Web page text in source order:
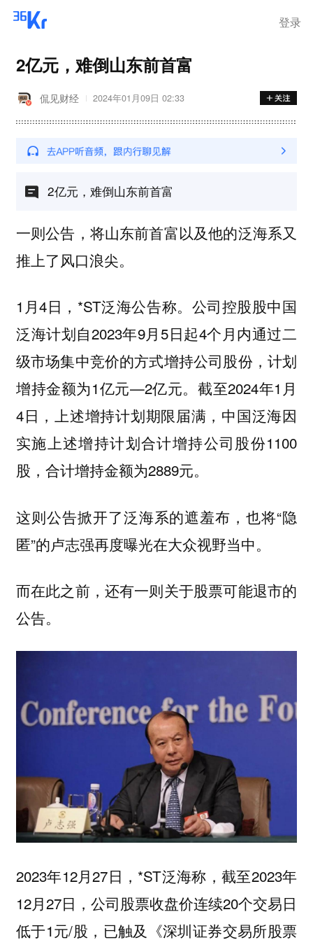
登录
2亿元，难倒山东前首富
侃见财经 2024年01月09日 02:33
2亿元，难倒山东前首富
一则公告，将山东前首富以及他的泛海系又
推上了风口浪尖。
1月4日，*ST泛海公告称。公司控股股中国
泛海计划自2023年9月5日起4个月内通过二
级市场集中竞价的方式增持公司股份，计划
增持金额为1亿元—2亿元。截至2024年1月
4日，上述增持计划期限届满，中国泛海因
实施上述增持计划合计增持公司股份1100
股，合计增持金额为2889元。
这则公告掀开了泛海系的遮羞布，也将“隐
匿”的卢志强再度曝光在大众视野当中。
而在此之前，还有一则关于股票可能退市的
公告。
2023年12月27日，*ST泛海称，截至2023年
12月27日，公司股票收盘价连续20个交易日
低于1元/股，已触及《深圳证券交易所股票